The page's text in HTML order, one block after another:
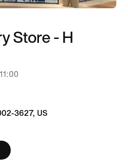
Store - H
3627, US